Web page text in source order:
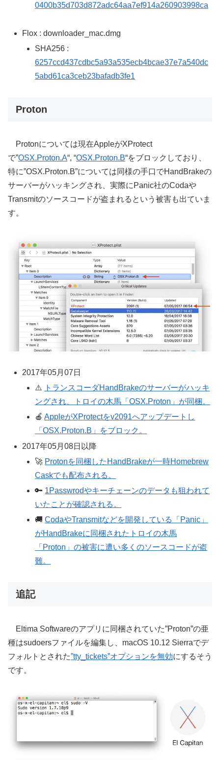
0400b35d703d872adc64aa7ef914a260903998ca
Flox : downloader_mac.dmg
SHA256 :
6257ccd437cdbc5a93a535ecb4bcae37e7a540dc
5abd61ca3ceb23bafadb3fe1
Proton
Protonについては現在AppleがXProtect
で”OSX.Proton.A“, “OSX.Proton.B“をブロックしており、
特に”OSX.Proton.B”については同様の手口でHandBrakeの
サーバーがハッキングされ、実際にPanic社のCodaや
Transmitのソースコードが盗まれるという被害も出ていま
す。
2017年05月07日
⚠️
トランスコーダHandBrakeのサーバーがハッキ
ングされ、トロイの木馬「OSX.Proton」が同梱。
🍎AppleがXProtectをv2091へアップデートし
「OSX.Proton.B」をブロック。
2017年05月08日以降
🚀 Protonを同梱したHandBrakeが一時Homebrew
Caskでも配布される。
🔑 1Passwrodやキーチェーンのデータも狙われて
いたことが確認される。
🚚CodaやTransmitなどを開発している「Panic」
がHandBrakeに同梱されたトロイの木馬
「Proton」の被害に遭い多くのソースコードが盗
難。
追記
Eltima Softwareのアプリに同梱されていた”Proton”の亜
種はsudoersファイルを編集し、macOS 10.12 Sierraでデ
フォルトとされた”tty_tickets”オプションを無効にするそう
です。